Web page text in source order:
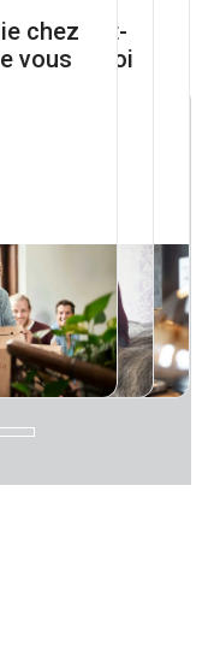
chez
vous
est-
pourquoi
?
de votre
est-il